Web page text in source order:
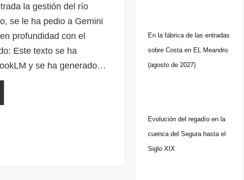
la gestión del río
se le ha pedio a Gemini
profundidad con el
Este texto se ha
y se ha generado…
En la fábrica de las entradas
sobre Costa en EL Meandro
(agosto de 2027)
Evolución del regadío en la
cuenca del Segura hasta el
Siglo XIX